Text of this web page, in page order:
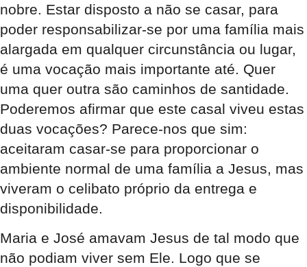
nobre. Estar disposto a não se casar, para
poder responsabilizar-se por uma família mais
alargada em qualquer circunstância ou lugar,
é uma vocação mais importante até. Quer
uma quer outra são caminhos de santidade.
Poderemos afirmar que este casal viveu estas
duas vocações? Parece-nos que sim:
aceitaram casar-se para proporcionar o
ambiente normal de uma família a Jesus, mas
viveram o celibato próprio da entrega e
disponibilidade.
Maria e José amavam Jesus de tal modo que
não podiam viver sem Ele. Logo que se